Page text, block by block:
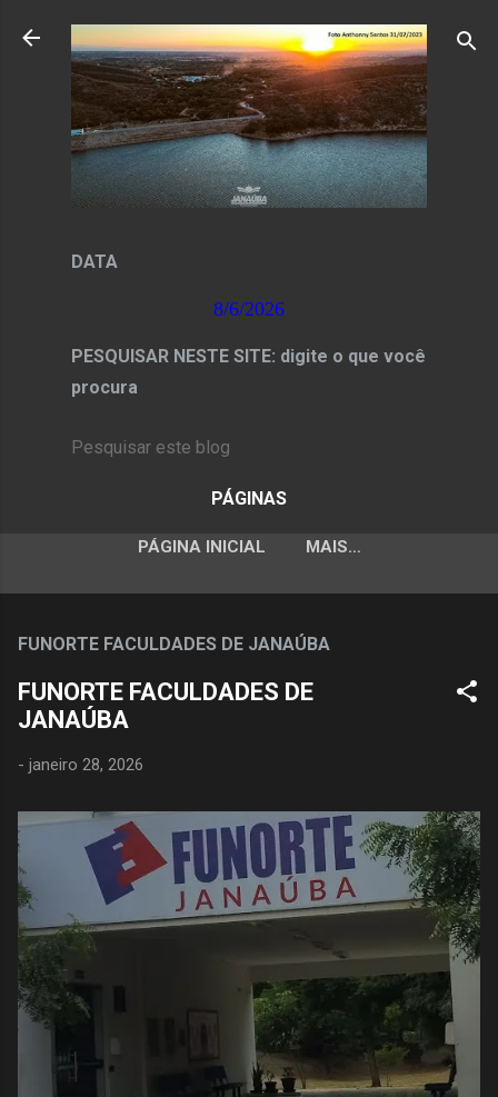
Pular para o conteúdo principal
DATA
8/6/2026
PESQUISAR NESTE SITE: digite o que você
procura
PÁGINAS
PÁGINA INICIAL MAIS…
FUNORTE FACULDADES DE JANAÚBA
FUNORTE FACULDADES DE
JANAÚBA
- janeiro 28, 2026